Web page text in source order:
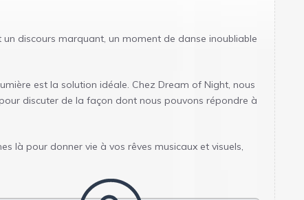
discours marquant, un moment de danse inoubliable
est la solution idéale. Chez Dream of Night, nous
discuter de la façon dont nous pouvons répondre à
là pour donner vie à vos rêves musicaux et visuels,